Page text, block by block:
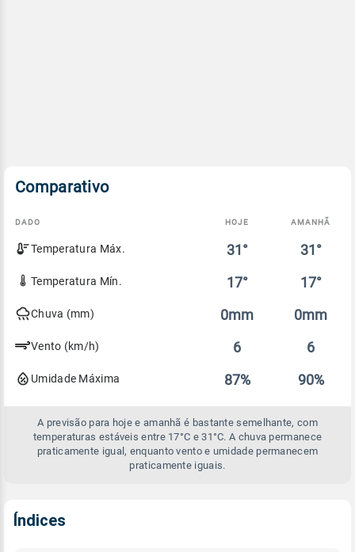
Comparativo
Comparativo
entre
previsão
hoje
DADO HOJE AMANHÃ
Temperatura Máx. 31° 31°
Temperatura Mín. 17° 17°
Chuva (mm) 0mm 0mm
Vento (km/h) 6 6
Umidade Máxima 87% 90%
A previsão para hoje e amanhã é bastante semelhante, com
temperaturas estáveis entre 17°C e 31°C. A chuva permanece
praticamente igual, enquanto vento e umidade permanecem
praticamente iguais.
Índices